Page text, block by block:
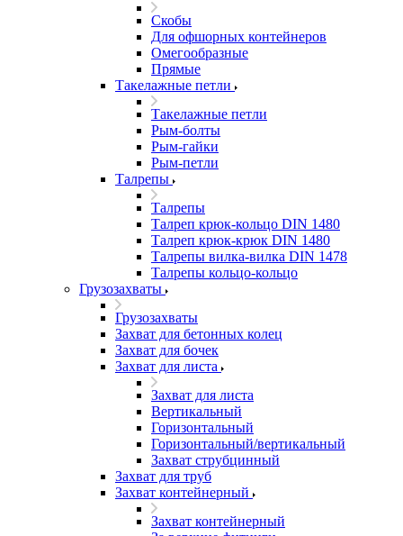
Скобы
Для офшорных контейнеров
Омегообразные
Прямые
Такелажные петли
Такелажные петли
Рым-болты
Рым-гайки
Рым-петли
Талрепы
Талрепы
Талреп крюк-кольцо DIN 1480
Талреп крюк-крюк DIN 1480
Талрепы вилка-вилка DIN 1478
Талрепы кольцо-кольцо
Грузозахваты
Грузозахваты
Захват для бетонных колец
Захват для бочек
Захват для листа
Захват для листа
Вертикальный
Горизонтальный
Горизонтальный/вертикальный
Захват струбцинный
Захват для труб
Захват контейнерный
Захват контейнерный